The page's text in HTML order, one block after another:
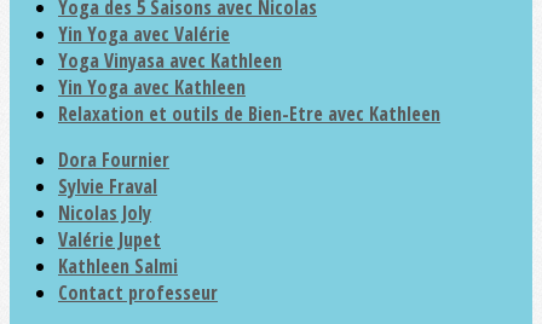
Yoga des 5 Saisons avec Nicolas
Yin Yoga avec Valérie
Yoga Vinyasa avec Kathleen
Yin Yoga avec Kathleen
Relaxation et outils de Bien-Etre avec Kathleen
Dora Fournier
Sylvie Fraval
Nicolas Joly
Valérie Jupet
Kathleen Salmi
Contact professeur